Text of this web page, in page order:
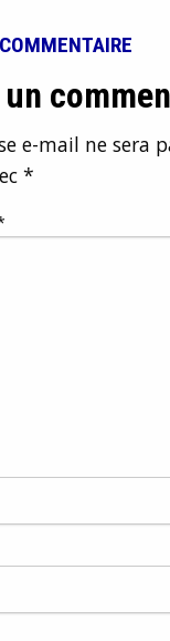
e-mail ne sera
*